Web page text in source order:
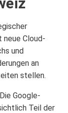
neue Cloud-
und
an
stellen.
Google-
Teil der